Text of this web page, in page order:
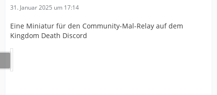
31. Januar 2025 um 17:14
Eine Miniatur für den Community-Mal-Relay auf dem
Kingdom Death Discord